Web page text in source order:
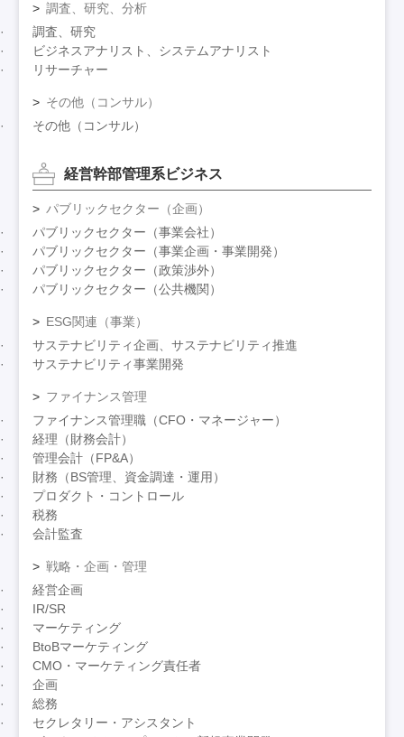
調査、研究、分析
調査、研究
ビジネスアナリスト、システムアナリスト
リサーチャー
その他（コンサル）
その他（コンサル）
経営幹部管理系ビジネス
パブリックセクター（企画）
パブリックセクター（事業会社）
パブリックセクター（事業企画・事業開発）
パブリックセクター（政策渉外）
パブリックセクター（公共機関）
ESG関連（事業）
サステナビリティ企画、サステナビリティ推進
サステナビリティ事業開発
ファイナンス管理
ファイナンス管理職（CFO・マネージャー）
経理（財務会計）
管理会計（FP&A）
財務（BS管理、資金調達・運用）
プロダクト・コントロール
税務
会計監査
戦略・企画・管理
経営企画
IR/SR
マーケティング
BtoBマーケティング
CMO・マーケティング責任者
企画
総務
セクレタリー・アシスタント